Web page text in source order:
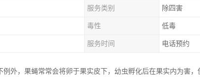
服务类别 除四害
毒性 低毒
服务时间 电话预约
外，果蝇常常会将卵于果实皮下，幼虫孵化后在果实内为害